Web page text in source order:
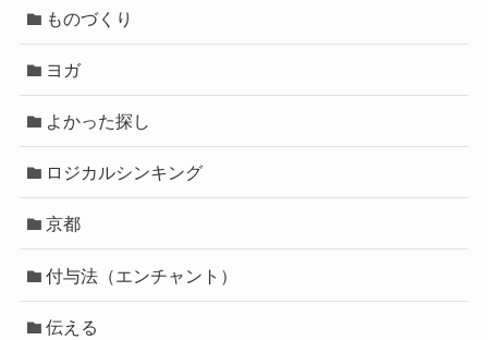
ものづくり
ヨガ
よかった探し
ロジカルシンキング
京都
付与法（エンチャント）
伝える